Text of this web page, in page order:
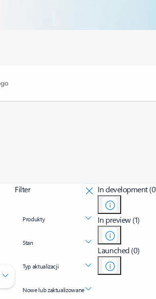
Filter
Produkty
Stan
Typ aktualizacji
Nowe lub zaktualizowane
In development
In preview (1)
Launched (0)